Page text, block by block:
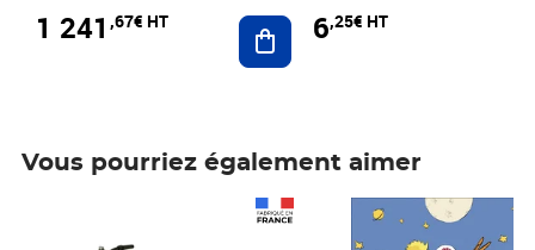
1 241 ,67€ HT Ajouter au panier
6,25€ HT
Vous pourriez également aimer
Prix 6,25€ HT